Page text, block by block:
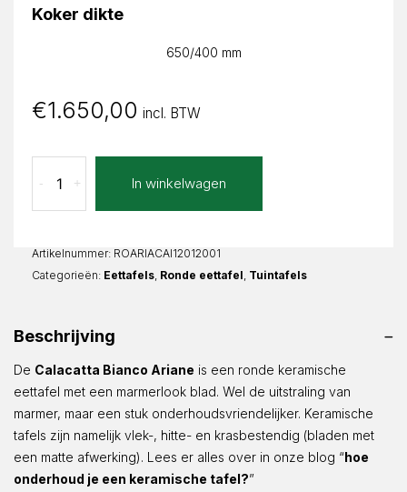
Koker dikte
650/400 mm
€1.650,00 incl. BTW
Bianco
Ariane
aantal
+
- In winkelwagen
Artikelnummer: ROARIACAI12012001
Categorieën: Eettafels Ronde eettafel Tuintafels
Beschrijving
De Calacatta Bianco Ariane is een ronde keramische
eettafel met een marmerlook blad. Wel de uitstraling van
marmer, maar een stuk onderhoudsvriendelijker. Keramische
tafels zijn namelijk vlek-, hitte- en krasbestendig (bladen met
een matte afwerking). Lees er alles over in onze blog “hoe
onderhoud je een keramische tafel?”